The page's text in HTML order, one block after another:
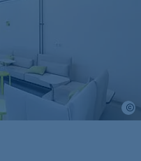
Benutzers